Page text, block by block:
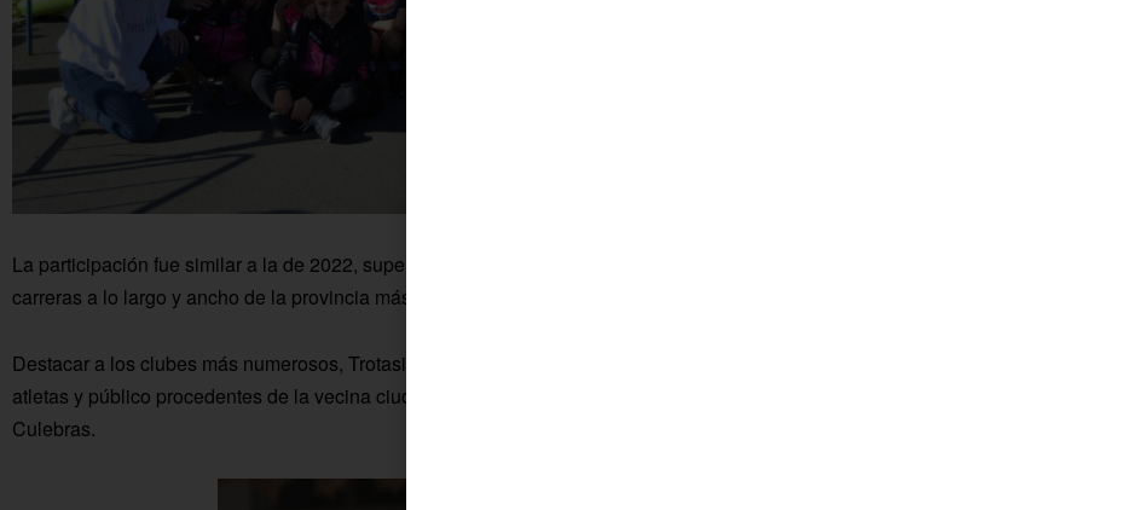
La participación fue similar a la de 2022, superando los 300 atletas y teniendo en cuenta que había otras
carreras a lo largo y ancho de la provincia más el reconocido Cross de Itálica.
Destacar a los clubes más numerosos, Trotasierra, Trotacolonia y CA Astigi además de muchos más
atletas y público procedentes de la vecina ciudad de Écija que nunca fallan a la cita con este cross de Las
Culebras.